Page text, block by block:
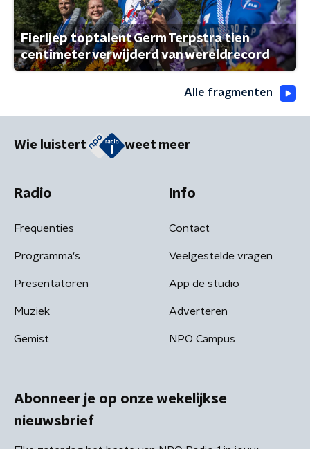
Fierljep toptalent Germ Terpstra tien
centimeter verwijderd van wereldrecord
Alle fragmenten
Wie luistert weet meer
Radio
Frequenties
Programma's
Presentatoren
Muziek
Gemist
Info
Contact
Veelgestelde vragen
App de studio
Adverteren
NPO Campus
Abonneer je op onze wekelijkse
nieuwsbrief